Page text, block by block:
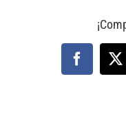
Facebook
X